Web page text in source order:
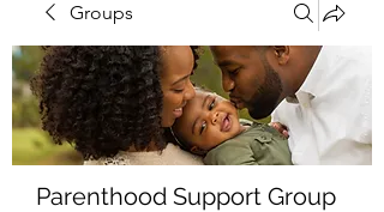
Groups
Parenthood Support Group